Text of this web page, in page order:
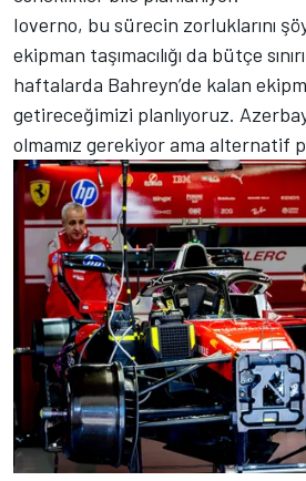
Ioverno, bu sürecin zorluklarını
ekipman taşımacılığı da bütçe
haftalarda Bahreyn’de kalan
getireceğimizi planlıyoruz.
olmamız gerekiyor ama alternatif